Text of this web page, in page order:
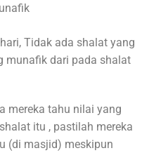
Tidak ada shalat yang
munafik dari pada shalat
mereka tahu nilai yang
itu , pastilah mereka
(di masjid) meskipun